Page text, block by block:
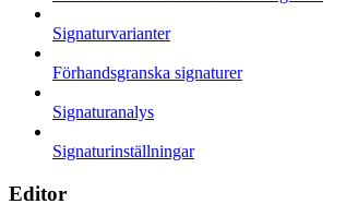
Signaturvarianter
Förhandsgranska signaturer
Signaturanalys
Signaturinställningar
Editor